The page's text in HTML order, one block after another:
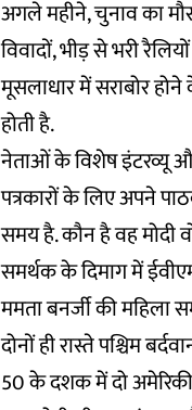
अगले महीने, चुनाव का
विवादों, भीड़ से भरी
मूसलाधार में सराबोर
होती है.
नेताओं के विशेष इंटरव्यू
पत्रकारों के लिए अपने
समय है. कौन है वह मोदी
समर्थक के दिमाग में
ममता बनर्जी की महिला
दोनों ही रास्ते पश्चिम
50 के दशक में दो अमेरिकी